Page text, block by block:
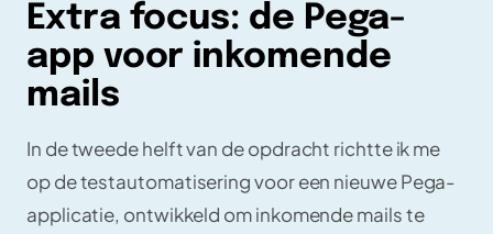
Extra focus: de Pega-
app voor inkomende
mails
In de tweede helft van de opdracht richtte ik me
op de testautomatisering voor een nieuwe Pega-
applicatie, ontwikkeld om inkomende mails te